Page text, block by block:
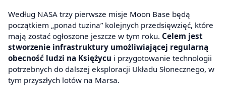
Według NASA trzy pierwsze misje Moon Base będą
początkiem „ponad tuzina” kolejnych przedsięwzięć, które
mają zostać ogłoszone jeszcze w tym roku. Celem jest
stworzenie infrastruktury umożliwiającej regularną
obecność ludzi na Księżycu i przygotowanie technologii
potrzebnych do dalszej eksploracji Układu Słonecznego, w
tym przyszłych lotów na Marsa.